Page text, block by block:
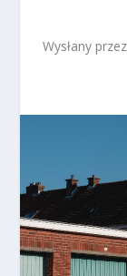
Wysłany